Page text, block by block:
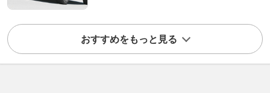
おすすめをもっと見る